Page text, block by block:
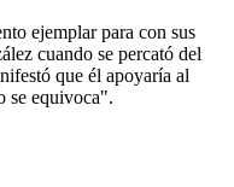
ejemplar para con sus
cuando se percató del
que él apoyaría al
se equivoca".